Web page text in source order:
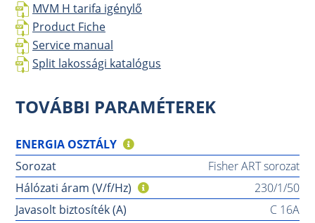
MVM H tarifa igénylő
Product Fiche
Service manual
Split lakossági katalógus
TOVÁBBI PARAMÉTEREK
ENERGIA OSZTÁLY
Sorozat
Fisher ART sorozat
Hálózati áram (V/f/Hz)
230/1/50
Javasolt biztosíték (A)
C 16A